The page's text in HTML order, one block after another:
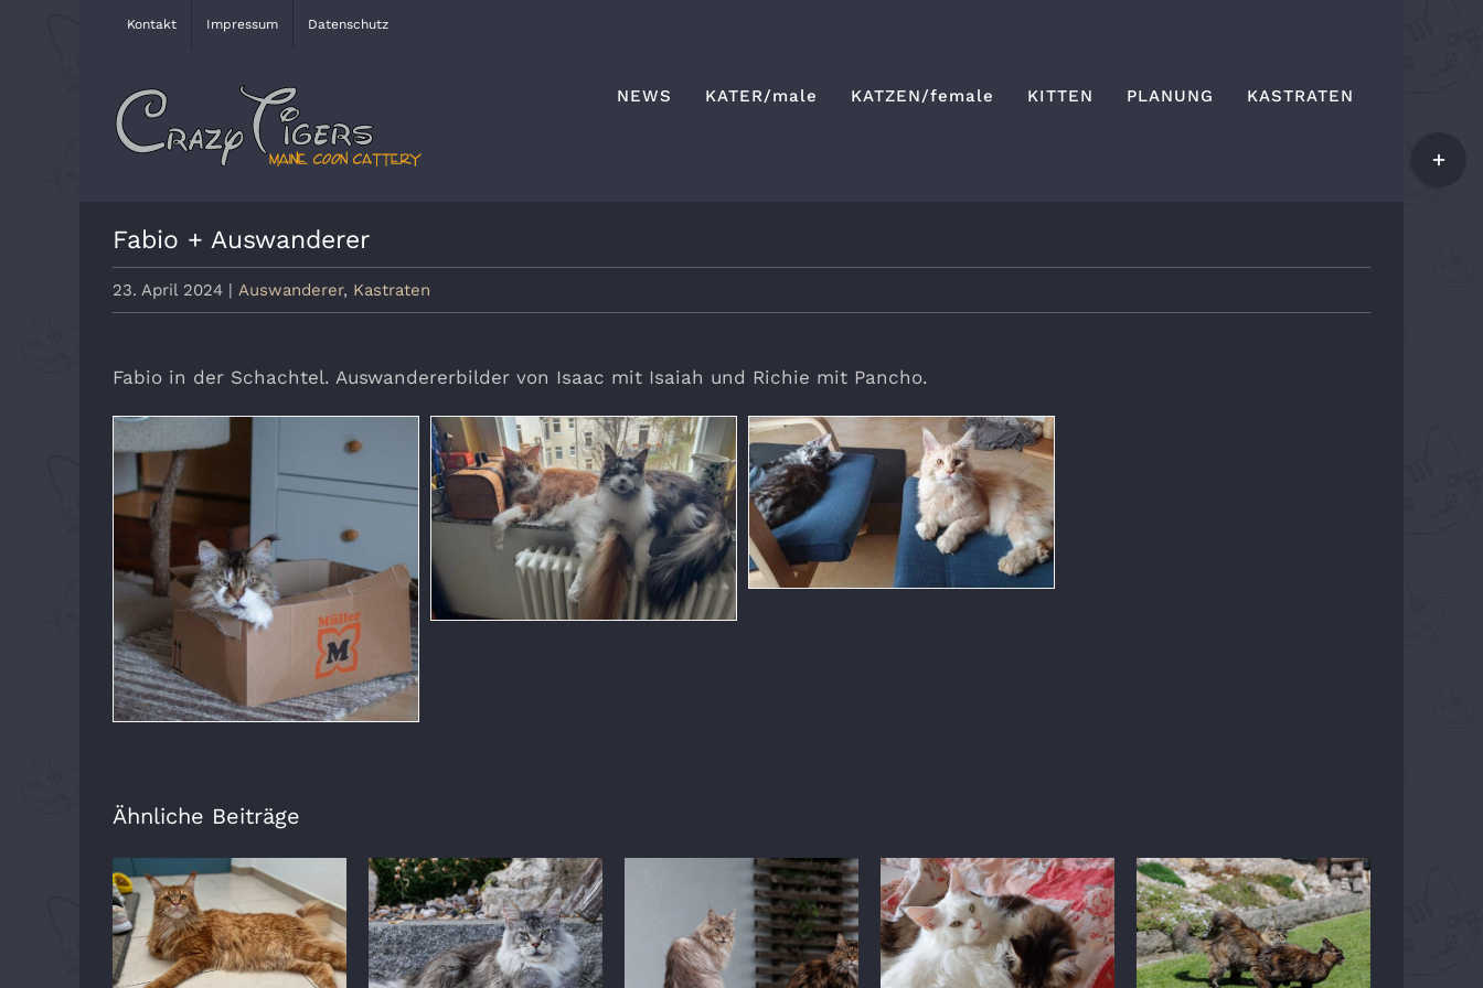
Kontakt Impressum Datenschutz
NEWS KATER/male KATZEN/female KITTEN PLANUNG KASTRATEN
Fabio + Auswanderer
23. April 2024 | Auswanderer, Kastraten
Fabio in der Schachtel. Auswandererbilder von Isaac mit Isaiah und Richie mit Pancho.
Ähnliche Beiträge